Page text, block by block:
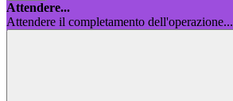
Attendere...
Attendere il completamento dell'operazione...